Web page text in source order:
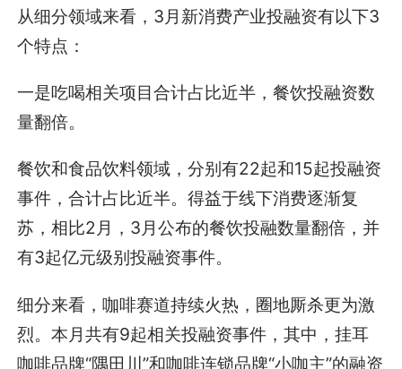
从细分领域来看，3月新消费产业投融资有以下3
个特点：
一是吃喝相关项目合计占比近半，餐饮投融资数
量翻倍。
餐饮和食品饮料领域，分别有22起和15起投融资
事件，合计占比近半。得益于线下消费逐渐复
苏，相比2月，3月公布的餐饮投融数量翻倍，并
有3起亿元级别投融资事件。
细分来看，咖啡赛道持续火热，圈地厮杀更为激
烈。本月共有9起相关投融资事件，其中，挂耳
咖啡品牌“隅田川”和咖啡连锁品牌“小咖主”的融资